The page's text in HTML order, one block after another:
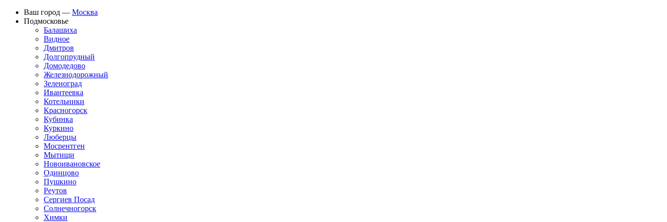
Ваш город — Москва
Подмосковье
Балашиха
Видное
Дмитров
Долгопрудный
Домодедово
Железнодорожный
Зеленоград
Ивантеевка
Котельники
Красногорск
Кубинка
Куркино
Люберцы
Мосрентген
Мытищи
Новоивановское
Одинцово
Пушкино
Реутов
Сергиев Посад
Солнечногорск
Химки